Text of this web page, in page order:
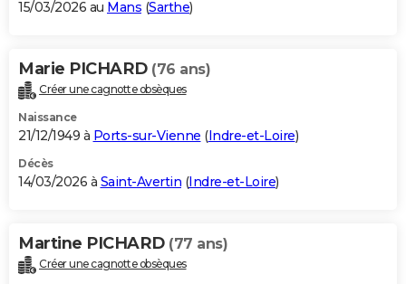
15/03/2026 au Mans (Sarthe)
Marie PICHARD (76 ans)
Créer une cagnotte obsèques
Naissance
21/12/1949 à Ports-sur-Vienne (Indre-et-Loire)
Décès
14/03/2026 à Saint-Avertin (Indre-et-Loire)
Martine PICHARD (77 ans)
Créer une cagnotte obsèques